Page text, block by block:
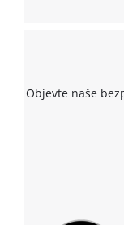
Objevte naše